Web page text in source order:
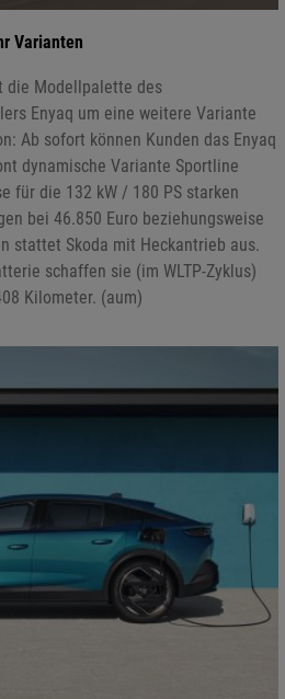
Varianten
die Modellpalette des
Enyaq um eine weitere Variante
Ab sofort können Kunden das Enyaq
dynamische Variante Sportline
für die 132 kW / 180 PS starken
bei 46.850 Euro beziehungsweise
stattet Skoda mit Heckantrieb aus.
schaffen sie (im WLTP-Zyklus)
Kilometer. (aum)